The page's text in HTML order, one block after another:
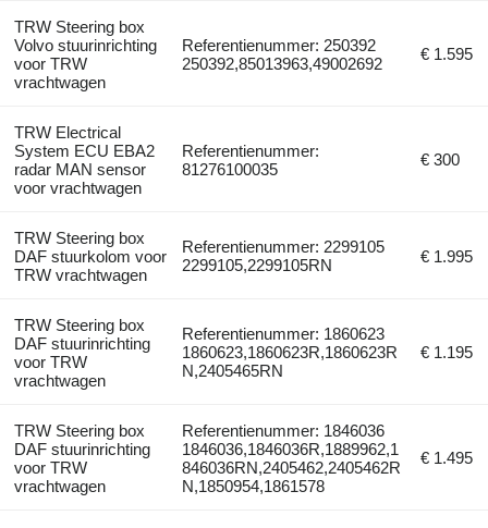
TRW Steering box
Volvo stuurinrichting
voor TRW
vrachtwagen
Referentienummer: 250392
250392,85013963,49002692
€ 1.595
TRW Electrical
System ECU EBA2
radar MAN sensor
voor vrachtwagen
Referentienummer:
81276100035
€ 300
TRW Steering box
DAF stuurkolom voor
TRW vrachtwagen
Referentienummer: 2299105
2299105,2299105RN
€ 1.995
TRW Steering box
DAF stuurinrichting
voor TRW
vrachtwagen
Referentienummer: 1860623
1860623,1860623R,1860623R
N,2405465RN
€ 1.195
TRW Steering box
DAF stuurinrichting
voor TRW
vrachtwagen
Referentienummer: 1846036
1846036,1846036R,1889962,1
846036RN,2405462,2405462R
N,1850954,1861578
€ 1.495